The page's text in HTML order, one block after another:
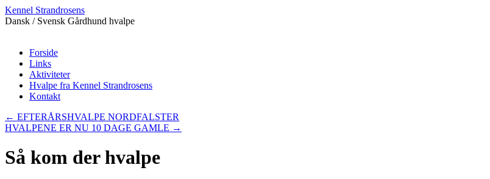
Kennel Strandrosens
Dansk / Svensk Gårdhund hvalpe
Hop
indhold
Forside
Links
Aktiviteter
Hvalpe fra Kennel Strandrosens
Kontakt
← EFTERÅRSHVALPE NORDFALSTER
HVALPENE ER NU 10 DAGE GAMLE →
Så kom der hvalpe